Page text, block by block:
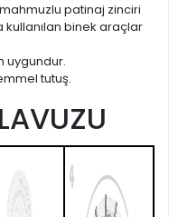
patinaj zinciri
binek araçlar
uygundur.
tutuş.